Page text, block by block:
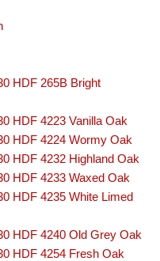
HDF 265B Bright
HDF 4223 Vanilla Oak
HDF 4224 Wormy Oak
HDF 4232 Highland Oak
HDF 4233 Waxed Oak
HDF 4235 White Limed
HDF 4240 Old Grey Oak
HDF 4254 Fresh Oak